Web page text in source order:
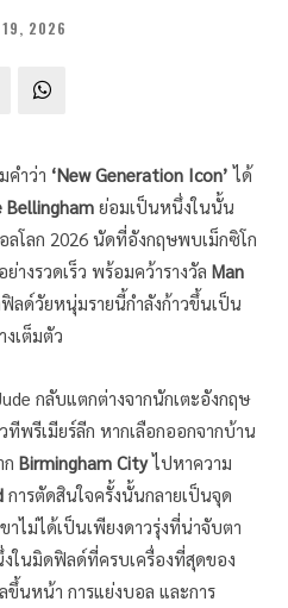
19, 2026
ำว่า ‘New Generation Icon’ ได้
Bellingham ย่อมเป็นหนึ่งในนั้น
โลก 2026 นัดที่อังกฤษพบเม็กซิโก
างรวดเร็ว พร้อมคว้ารางวัล Man
ลด์วัยหนุ่มรายนี้กำลังก้าวขึ้นเป็น
เต็มตัว
กลับแตกต่างจากนักเตะอังกฤษ
ทีพรีเมียร์ลีก หากเลือกออกจากบ้าน
Birmingham Cityไปหาความ
การตัดสินใจครั้งนั้นกลายเป็นจุด
าไม่ได้เป็นเพียงดาวรุ่งที่น่าจับตา
ในมิดฟิลด์ที่ครบเครื่องที่สุดของ
ขึ้นหน้า การแย่งบอล และการ